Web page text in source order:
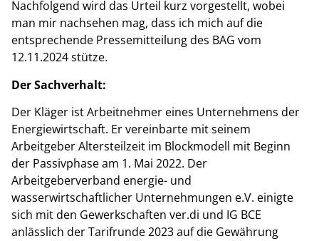
Nachfolgend wird das Urteil kurz vorgestellt, wobei
man mir nachsehen mag, dass ich mich auf die
entsprechende Pressemitteilung des BAG vom
12.11.2024 stütze.
Der Sachverhalt:
Der Kläger ist Arbeitnehmer eines Unternehmens der
Energiewirtschaft. Er vereinbarte mit seinem
Arbeitgeber Altersteilzeit im Blockmodell mit Beginn
der Passivphase am 1. Mai 2022. Der
Arbeitgeberverband energie- und
wasserwirtschaftlicher Unternehmungen e.V. einigte
sich mit den Gewerkschaften ver.di und IG BCE
anlässlich der Tarifrunde 2023 auf die Gewährung